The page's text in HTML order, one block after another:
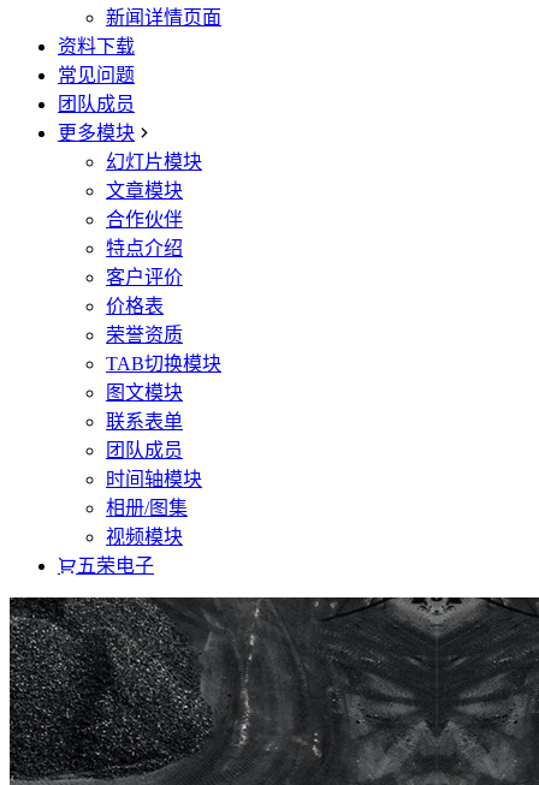
新闻详情页面
资料下载
常见问题
团队成员
更多模块
幻灯片模块
文章模块
合作伙伴
特点介绍
客户评价
价格表
荣誉资质
TAB切换模块
图文模块
联系表单
团队成员
时间轴模块
相册/图集
视频模块
五荣电子